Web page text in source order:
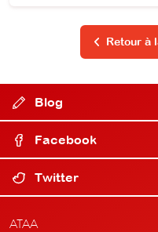
Retour à
Blog
Facebook
Twitter
ATAA